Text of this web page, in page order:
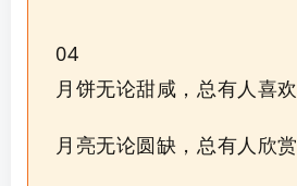
04
月饼无论甜咸，总有人喜欢
月亮无论圆缺，总有人欣赏